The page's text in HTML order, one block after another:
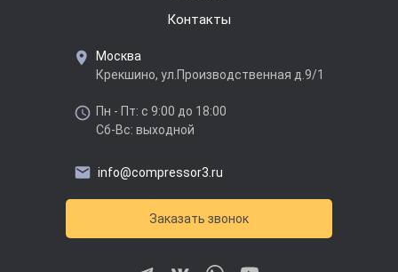
Контакты
Москва
Крекшино, ул.Производственная д.9/1
Пн - Пт: с 9:00 до 18:00
Сб-Вс: выходной
info@compressor3.ru
Заказать звонок